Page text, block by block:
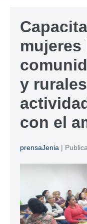
mujeres
y
con el
prensaJenia |